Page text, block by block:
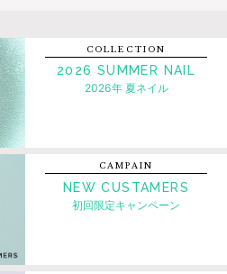
COLLECTION
2026 SUMMER NAIL
2026年 夏ネイル
CAMPAIN
NEW CUSTAMERS
初回限定キャンペーン